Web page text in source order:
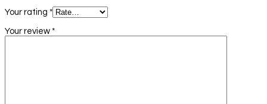
Your rating *
Your review *